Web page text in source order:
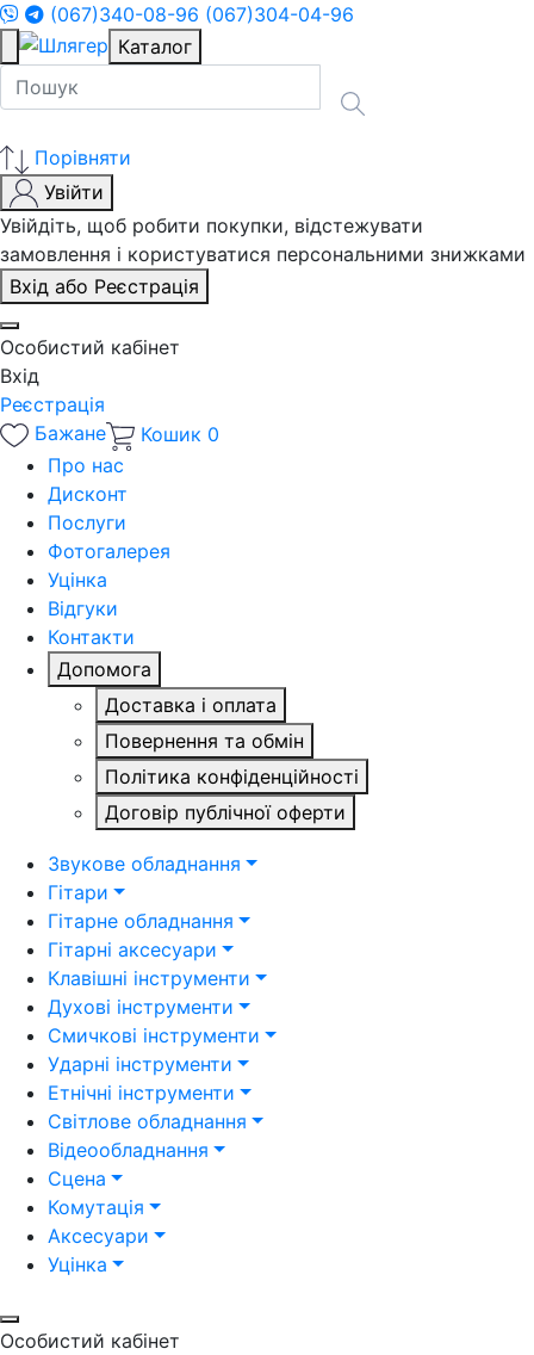
(067)340-08-96 (067)304-04-96
Каталог
Порівняти
Увійти
Увійдіть, щоб робити покупки, відстежувати
замовлення і користуватися персональними знижками
Вхід або Реєстрація
Особистий кабінет
Вхід
Реєстрація
Бажане
Кошик 0
Про нас
Дисконт
Послуги
Фотогалерея
Уцінка
Відгуки
Контакти
Допомога
Доставка і оплата
Повернення та обмін
Політика конфіденційності
Договір публічної оферти
Звукове обладнання
Гітари
Гітарне обладнання
Гітарні аксесуари
Клавішні інструменти
Духові інструменти
Смичкові інструменти
Ударні інструменти
Етнічні інструменти
Світлове обладнання
Відеообладнання
Сцена
Комутація
Аксесуари
Уцінка
Особистий кабінет